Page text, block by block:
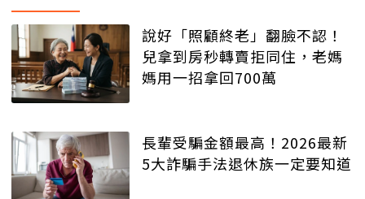
說好「照顧終老」翻臉不認！
兒拿到房秒轉賣拒同住，老媽
媽用一招拿回700萬
長輩受騙金額最高！2026最新
5大詐騙手法退休族一定要知道